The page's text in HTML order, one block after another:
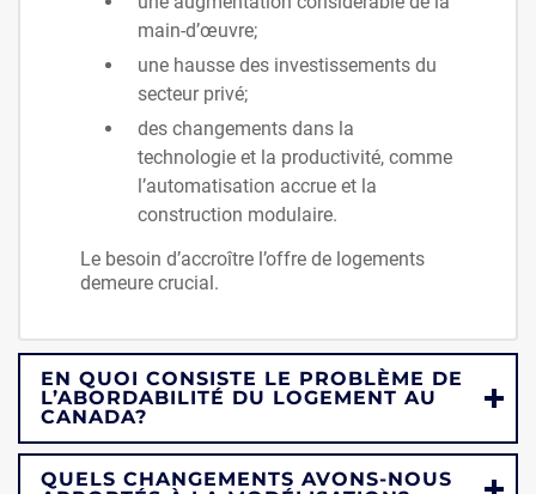
main-d’œuvre;
une hausse des investissements du
secteur privé;
des changements dans la
technologie et la productivité, comme
l’automatisation accrue et la
construction modulaire.
Le besoin d’accroître l’offre de logements
demeure crucial.
EN QUOI CONSISTE LE PROBLÈME DE
L’ABORDABILITÉ DU LOGEMENT AU
CANADA?
QUELS CHANGEMENTS AVONS-NOUS